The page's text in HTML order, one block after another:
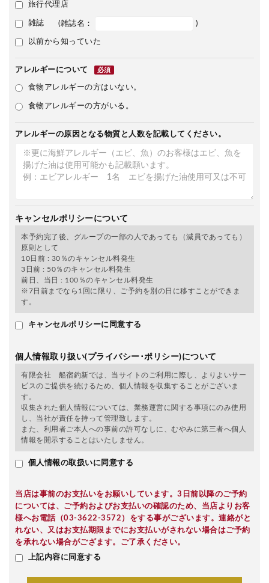
旅行代理店
雑誌 (雑誌名： )
以前から知っていた
アレルギーについて 必須
食物アレルギーの方はいない。
食物アレルギーの方がいる。
アレルギーの原因となる物質と人数を記載してください。
キャンセルポリシーについて
本予約完了後、グループの一部の人であっても（減員であっても）
原則として
10日前 : 30％のキャンセル料発生
3日前 : 50％のキャンセル料発生
前日、当日 : 100％のキャンセル料発生
※7日前までなら1回に限り、ご予約を別の日に移すことができま
す。
キャンセルポリシーに同意する
個人情報取り扱い(プライバシー･ポリシー)について
有限会社 船宿釣新では、当サイトのご利用に際し、よりよいサー
ビスのご提供を続けるため、個人情報を収集することがございま
す。
収集された個人情報については、業務運営に関する事項にのみ使用
し、当社が責任を持って管理致します。
また、利用者ご本人への事前の許可なしに、むやみに第三者へ個人
情報を開示することはいたしません。
個人情報の取扱いに同意する
当店は事前のお支払いをお願いしています。3日前以降のご予約
については、ご予約およびお支払いの確認のため、当店よりお客
様へお電話（03-3622-3572）をする事がございます。連絡がと
れない、又はお支払期限までにお支払いがされない場合はご予約
を承れない場合がござます。ご了承ください。
上記内容に同意する